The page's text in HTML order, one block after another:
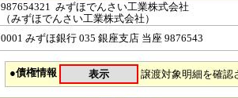
987654321 みずほでんさい工業株式会社
（みずほでんさい工業株式会社）
0001 みずほ銀行 035 銀座支店 当座 9876543
●債権情報 譲渡対象明細を確認